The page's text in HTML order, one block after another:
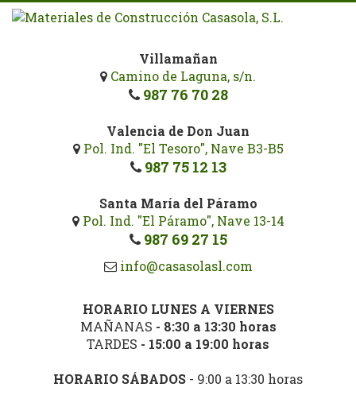
Pasar
Villamañan
Camino de Laguna, s/n.
987 76 70 28
Valencia de Don Juan
Pol. Ind. "El Tesoro", Nave B3-B5
987 75 12 13
Santa María del Páramo
Pol. Ind. "El Páramo", Nave 13-14
987 69 27 15
info@casasolasl.com
HORARIO LUNES A VIERNES
MAÑANAS - 8:30 a 13:30 horas
TARDES - 15:00 a 19:00 horas
HORARIO SÁBADOS - 9:00 a 13:30 horas